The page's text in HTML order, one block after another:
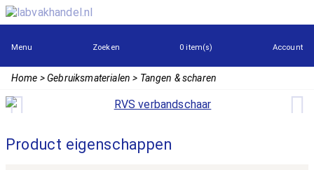
Menu Zoeken 0 item(s) Account
Home Gebruiksmaterialen Tangen & scharen
Product eigenschappen